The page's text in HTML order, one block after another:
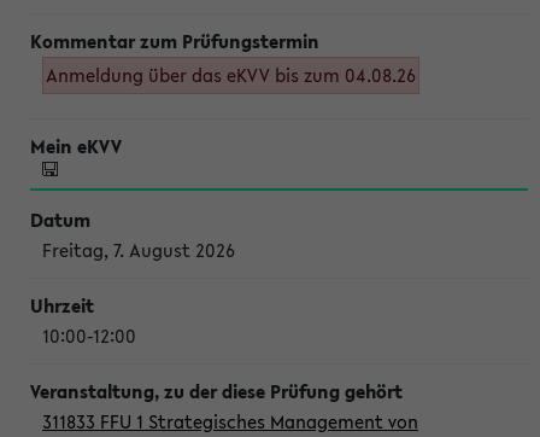
Anmeldung über das eKVV bis zum 04.08.26
Freitag, 7. August 2026
10:00-12:00
311833 FFU 1 Strategisches Management von